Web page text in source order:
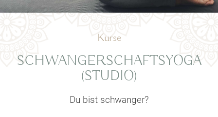
Kurse
SCHWANGERSCHAFTSYOGA
(STUDIO)
Du bist schwanger?